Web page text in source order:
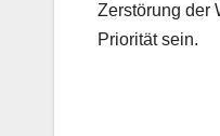
Zerstörung der
Priorität sein.